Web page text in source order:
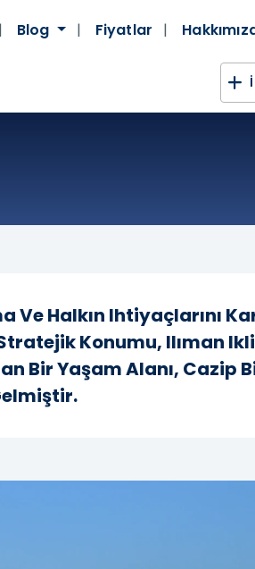
Blog Fiyatlar
Halkın Ihtiyaçlarını
Konumu, Ilıman
Bir Yaşam Alanı, Cazip